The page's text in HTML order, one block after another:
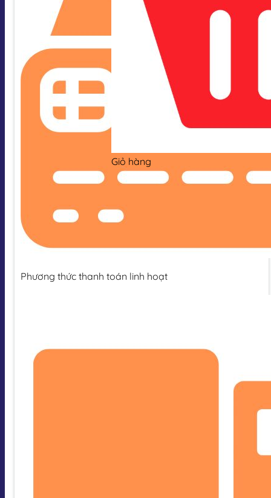
Giỏ hàng
Phương thức thanh toán linh hoạt